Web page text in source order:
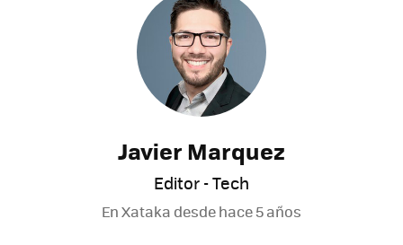
Javier Marquez
Editor - Tech
En Xataka desdehace 5 años